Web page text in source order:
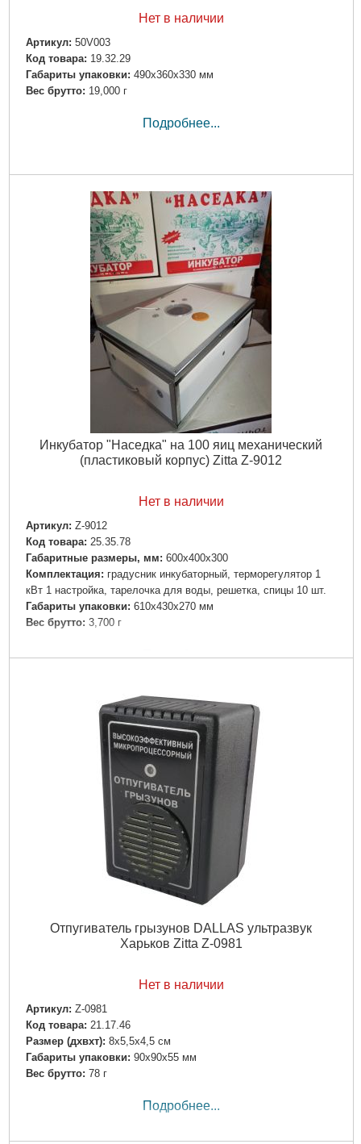
Нет в наличии
Артикул: 50V003
Код товара: 19.32.29
Габариты упаковки: 490x360x330 мм
Вес брутто: 19,000 г
Подробнее...
Инкубатор "Наседка" на 100 яиц механический
(пластиковый корпус) Zitta Z-9012
Нет в наличии
Артикул: Z-9012
Код товара: 25.35.78
Габаритные размеры, мм: 600х400х300
Комплектация: градусник инкубаторный, терморегулятор 1
кВт 1 настройка, тарелочка для воды, решетка, спицы 10 шт.
Габариты упаковки: 610x430x270 мм
Вес брутто: 3,700 г
Подробнее...
Отпугиватель грызунов DALLAS ультразвук
Харьков Zitta Z-0981
Нет в наличии
Артикул: Z-0981
Код товара: 21.17.46
Размер (дхвхт): 8х5,5х4,5 см
Габариты упаковки: 90x90x55 мм
Вес брутто: 78 г
Подробнее...